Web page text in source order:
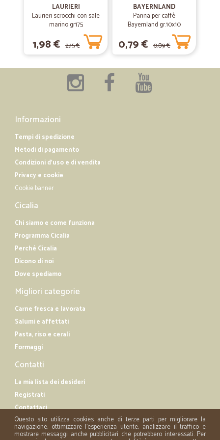
Prodotto come da ordine e arrivato…
Prodotto come da ordine e arrivato imballato correttamente nei
16/12/2018
—Massimo M.
LAURIERI
Laurieri scrocchi con sale
marino gr175
1,98 € 2,15 €
BAYERNLAND
Panna per caffè
Bayernland gr.10x10
0,79 € 0,89 €
Informazioni
Tempi di spedizione
Metodi di pagamento
Condizioni d'uso e di vendita
Privacy e cookie
Cookie banner
Cicalia
Chi siamo e come funziona
Programma Cicalia
Perché Cicalia
Dicono di noi
Dove spediamo
Migliori categorie
Carne fresca e lavorata
Salumi e affettati
Pasta, riso e cerali
Formaggi
Contatti
La mia lista dei desideri
Registrati
Contattaci
Questo sito utilizza cookies anche di terze parti per migliorare la
navigazione, ottimizzare l'esperienza utente, analizzare il traffico e
mostrare messaggi anche pubblicitari che potrebbero interessati. Per